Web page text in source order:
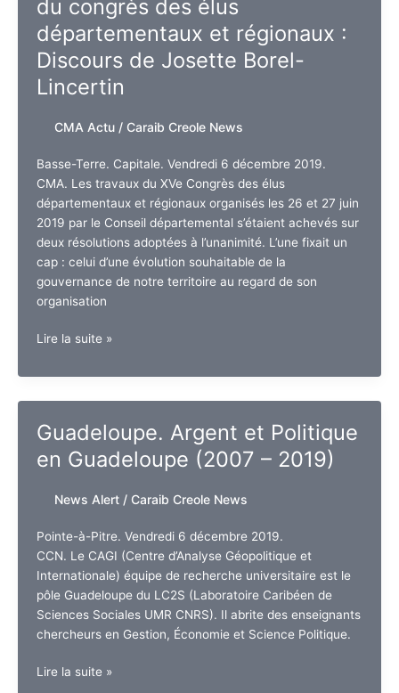
Rodriguez
Le
Cameroun
à
rencontre
Cuba
du congrès des élus
départementaux et régionaux :
Discours de Josette Borel-
Lincertin
CMA Actu/ Caraib Creole News
Basse-Terre. Capitale. Vendredi 6 décembre 2019.
CMA. Les travaux du XVe Congrès des élus
départementaux et régionaux organisés les 26 et 27 juin
2019 par le Conseil départemental s’étaient achevés sur
deux résolutions adoptées à l’unanimité. L’une fixait un
cap : celui d’une évolution souhaitable de la
gouvernance de notre territoire au regard de son
organisation
Guadeloupe.
préparatoire
des
élus
:
Discours
de
Josette
Borel-
Lincertin
Lire la suite »
Guadeloupe. Argent et Politique
en Guadeloupe (2007 – 2019)
News Alert/ Caraib Creole News
Pointe-à-Pitre. Vendredi 6 décembre 2019.
CCN. Le CAGI (Centre d’Analyse Géopolitique et
Internationale) équipe de recherche universitaire est le
pôle Guadeloupe du LC2S (Laboratoire Caribéen de
Sciences Sociales UMR CNRS). Il abrite des enseignants
chercheurs en Gestion, Économie et Science Politique.
Guadeloupe.
Lire la suite »